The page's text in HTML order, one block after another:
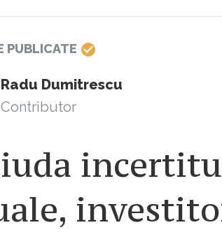
PUBLICATE
Radu Dumitrescu
Contributor